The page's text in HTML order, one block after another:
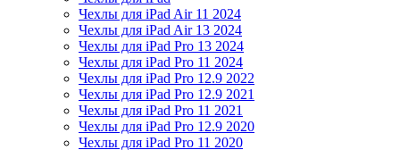
Чехлы для iPad Air 11 2024
Чехлы для iPad Air 13 2024
Чехлы для iPad Pro 13 2024
Чехлы для iPad Pro 11 2024
Чехлы для iPad Pro 12.9 2022
Чехлы для iPad Pro 12.9 2021
Чехлы для iPad Pro 11 2021
Чехлы для iPad Pro 12.9 2020
Чехлы для iPad Pro 11 2020